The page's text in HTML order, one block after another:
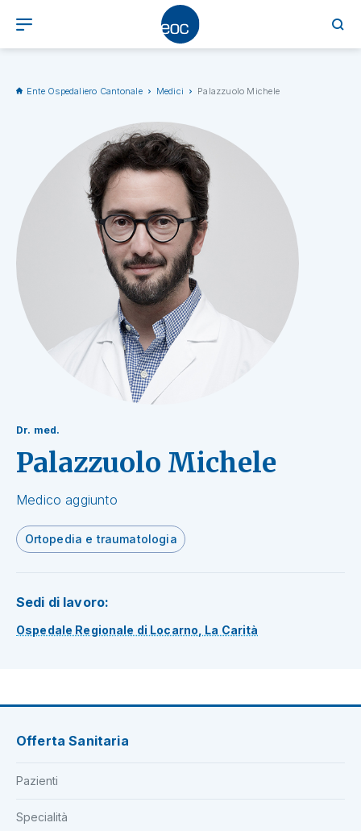
Ente Ospedaliero Cantonale Medici Palazzuolo Michele
Dr. med.
Palazzuolo Michele
Medico aggiunto
Ortopedia e traumatologia
Sedi di lavoro:
Ospedale Regionale di Locarno, La Carità
Offerta Sanitaria
Pazienti
Specialità